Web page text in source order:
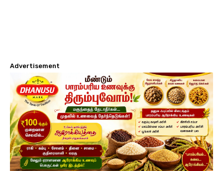
Advertisement